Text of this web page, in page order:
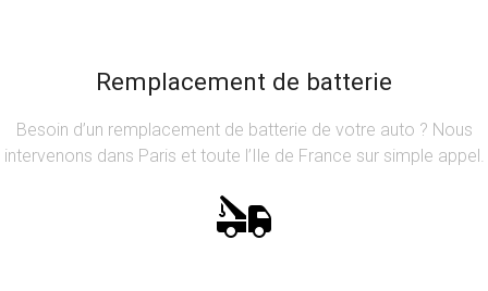
Remplacement de batterie
Besoin d’un remplacement de batterie de votre auto ? Nous
intervenons dans Paris et toute l’Ile de France sur simple appel.